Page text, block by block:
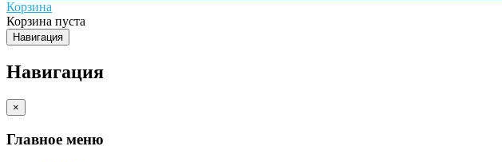
Корзина
Корзина пуста
Навигация
Навигация
×
Главное меню